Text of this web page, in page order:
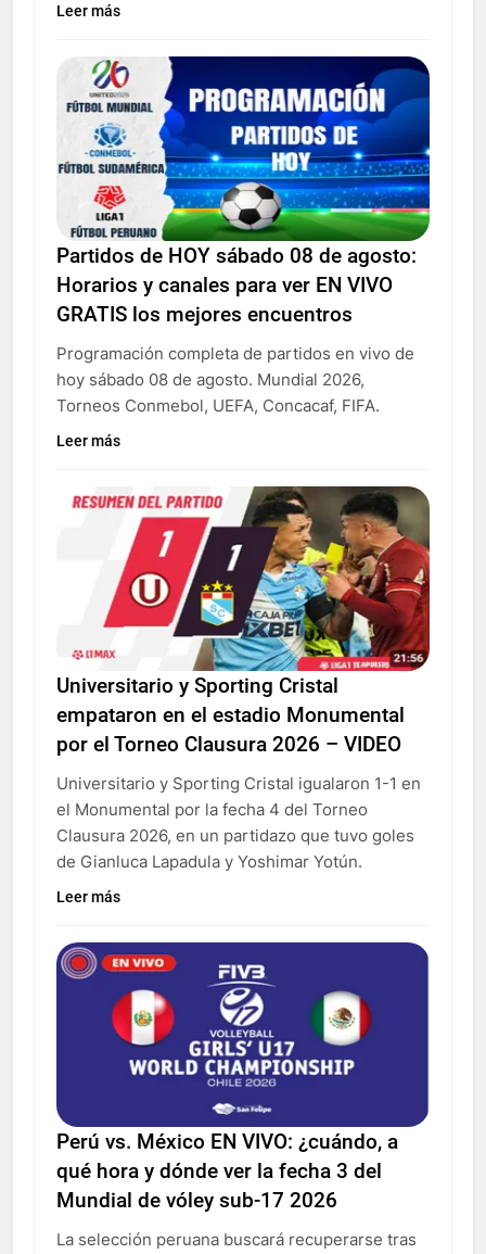
Leer más
Partidos de HOY sábado 08 de agosto:
Horarios y canales para ver EN VIVO
GRATIS los mejores encuentros
Programación completa de partidos en vivo de
hoy sábado 08 de agosto. Mundial 2026,
Torneos Conmebol, UEFA, Concacaf, FIFA.
Leer más
Universitario y Sporting Cristal
empataron en el estadio Monumental
por el Torneo Clausura 2026 – VIDEO
Universitario y Sporting Cristal igualaron 1-1 en
el Monumental por la fecha 4 del Torneo
Clausura 2026, en un partidazo que tuvo goles
de Gianluca Lapadula y Yoshimar Yotún.
Leer más
Perú vs. México EN VIVO: ¿cuándo, a
qué hora y dónde ver la fecha 3 del
Mundial de vóley sub-17 2026
La selección peruana buscará recuperarse tras